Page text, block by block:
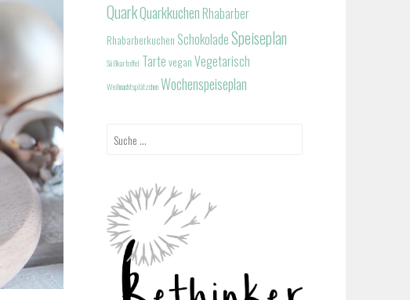
QuarkQuarkkuchen Rhabarber
Rhabarberkuchen SchokoladeSpeiseplan
Süßkartoffel Tarte vegan Vegetarisch
WeihnachtsplätzchenWochenspeiseplan
Suche